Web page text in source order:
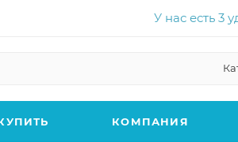
У нас есть 3
КОМПАНИЯ